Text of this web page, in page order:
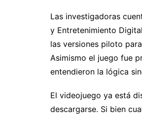
Las investigadoras
y Entretenimiento
las versiones piloto
Asimismo el juego fue
entendieron la lógica
El videojuego ya está
descargarse. Si bien